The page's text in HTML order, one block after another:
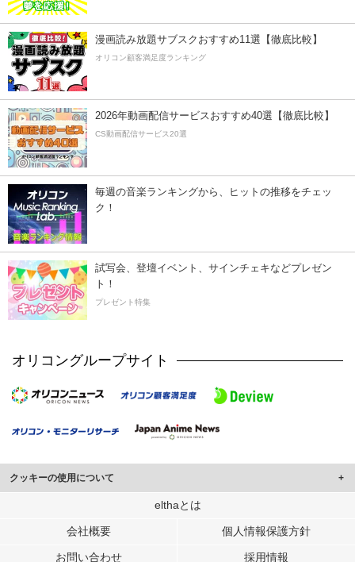
漫画読み放題サブスクおすすめ11選【徹底比較】
オリコン顧客満足度ランキング
2026年動画配信サービスおすすめ40選【徹底比較】
CS動画配信サービス20選
毎週の音楽ランキングから、ヒットの推移をチェッ
ク！
試写会、登壇イベント、サインチェキなどプレゼン
ト！
プレゼント特集
オリコングループサイト
クッキーの使用について
このサイトでは Cookie を使用して、ユーザーに合わせたコンテンツや広告の
行っています。
メディアや広告配信、データ解析の各パートナーに提供しています。
elthaとは
会社概要 個人情報保護方針
お問い合わせ 採用情報